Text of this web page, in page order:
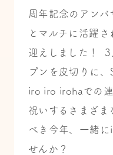
周年記念のアンバ
とマルチに活躍
迎えしました！ 3
プンを皮切りに、
iro iro irohaでの
祝いするさまざま
べき今年、一緒
せんか？